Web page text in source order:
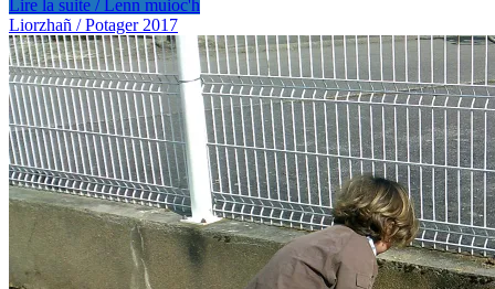
Lire la suite / Lenn muioc'h
Liorzhañ / Potager 2017